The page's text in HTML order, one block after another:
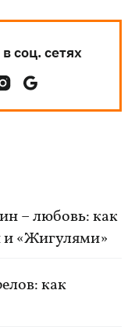
соц. сетях
– любовь: как
и «Жигулями»
как